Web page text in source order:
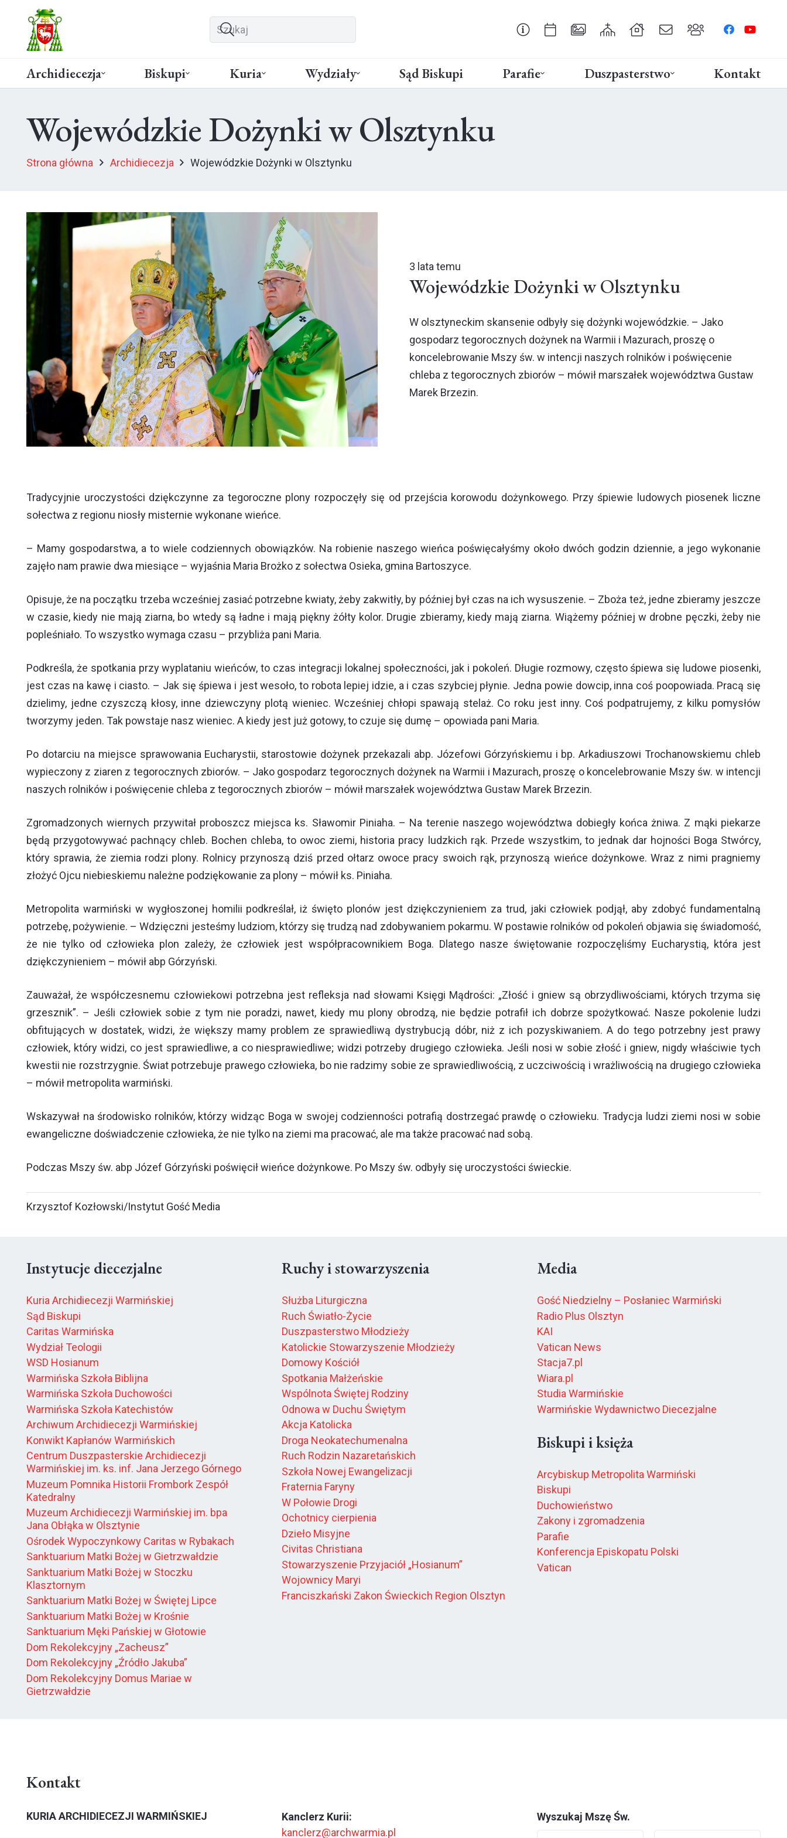
Archidiecezja Biskupi Kuria Wydziały Sąd Biskupi Parafie Duszpasterstwo Kontakt
Wojewódzkie Dożynki w Olsztynku
Strona główna Archidiecezja Wojewódzkie Dożynki w Olsztynku
3 lata temu
Wojewódzkie Dożynki w Olsztynku
W olsztyneckim skansenie odbyły się dożynki wojewódzkie. – Jako
gospodarz tegorocznych dożynek na Warmii i Mazurach, proszę o
koncelebrowanie Mszy św. w intencji naszych rolników i poświęcenie
chleba z tegorocznych zbiorów – mówił marszałek województwa Gustaw
Marek Brzezin.
Tradycyjnie uroczystości dziękczynne za tegoroczne plony rozpoczęły się od przejścia korowodu dożynkowego. Przy śpiewie ludowych piosenek liczne
sołectwa z regionu niosły misternie wykonane wieńce.
– Mamy gospodarstwa, a to wiele codziennych obowiązków. Na robienie naszego wieńca poświęcałyśmy około dwóch godzin dziennie, a jego wykonanie
zajęło nam prawie dwa miesiące – wyjaśnia Maria Brożko z sołectwa Osieka, gmina Bartoszyce.
Opisuje, że na początku trzeba wcześniej zasiać potrzebne kwiaty, żeby zakwitły, by później był czas na ich wysuszenie. – Zboża też, jedne zbieramy jeszcze
w czasie, kiedy nie mają ziarna, bo wtedy są ładne i mają piękny żółty kolor. Drugie zbieramy, kiedy mają ziarna. Wiążemy później w drobne pęczki, żeby nie
popleśniało. To wszystko wymaga czasu – przybliża pani Maria.
Podkreśla, że spotkania przy wyplataniu wieńców, to czas integracji lokalnej społeczności, jak i pokoleń. Długie rozmowy, często śpiewa się ludowe piosenki,
jest czas na kawę i ciasto. – Jak się śpiewa i jest wesoło, to robota lepiej idzie, a i czas szybciej płynie. Jedna powie dowcip, inna coś poopowiada. Pracą się
dzielimy, jedne czyszczą kłosy, inne dziewczyny plotą wieniec. Wcześniej chłopi spawają stelaż. Co roku jest inny. Coś podpatrujemy, z kilku pomysłów
tworzymy jeden. Tak powstaje nasz wieniec. A kiedy jest już gotowy, to czuje się dumę – opowiada pani Maria.
Po dotarciu na miejsce sprawowania Eucharystii, starostowie dożynek przekazali abp. Józefowi Górzyńskiemu i bp. Arkadiuszowi Trochanowskiemu chleb
wypieczony z ziaren z tegorocznych zbiorów. – Jako gospodarz tegorocznych dożynek na Warmii i Mazurach, proszę o koncelebrowanie Mszy św. w intencji
naszych rolników i poświęcenie chleba z tegorocznych zbiorów – mówił marszałek województwa Gustaw Marek Brzezin.
Zgromadzonych wiernych przywitał proboszcz miejsca ks. Sławomir Piniaha. – Na terenie naszego województwa dobiegły końca żniwa. Z mąki piekarze
będą przygotowywać pachnący chleb. Bochen chleba, to owoc ziemi, historia pracy ludzkich rąk. Przede wszystkim, to jednak dar hojności Boga Stwórcy,
który sprawia, że ziemia rodzi plony. Rolnicy przynoszą dziś przed ołtarz owoce pracy swoich rąk, przynoszą wieńce dożynkowe. Wraz z nimi pragniemy
złożyć Ojcu niebieskiemu należne podziękowanie za plony – mówił ks. Piniaha.
Metropolita warmiński w wygłoszonej homilii podkreślał, iż święto plonów jest dziękczynieniem za trud, jaki człowiek podjął, aby zdobyć fundamentalną
potrzebę, pożywienie. – Wdzięczni jesteśmy ludziom, którzy się trudzą nad zdobywaniem pokarmu. W postawie rolników od pokoleń objawia się świadomość,
że nie tylko od człowieka plon zależy, że człowiek jest współpracownikiem Boga. Dlatego nasze świętowanie rozpoczęliśmy Eucharystią, która jest
dziękczynieniem – mówił abp Górzyński.
Zauważał, że współczesnemu człowiekowi potrzebna jest refleksja nad słowami Księgi Mądrości: „Złość i gniew są obrzydliwościami, których trzyma się
grzesznik”. – Jeśli człowiek sobie z tym nie poradzi, nawet, kiedy mu plony obrodzą, nie będzie potrafił ich dobrze spożytkować. Nasze pokolenie ludzi
obfitujących w dostatek, widzi, że większy mamy problem ze sprawiedliwą dystrybucją dóbr, niż z ich pozyskiwaniem. A do tego potrzebny jest prawy
człowiek, który widzi, co jest sprawiedliwe, a co niesprawiedliwe; widzi potrzeby drugiego człowieka. Jeśli nosi w sobie złość i gniew, nigdy właściwie tych
kwestii nie rozstrzygnie. Świat potrzebuje prawego człowieka, bo nie radzimy sobie ze sprawiedliwością, z uczciwością i wrażliwością na drugiego człowieka
– mówił metropolita warmiński.
Wskazywał na środowisko rolników, którzy widząc Boga w swojej codzienności potrafią dostrzegać prawdę o człowieku. Tradycja ludzi ziemi nosi w sobie
ewangeliczne doświadczenie człowieka, że nie tylko na ziemi ma pracować, ale ma także pracować nad sobą.
Podczas Mszy św. abp Józef Górzyński poświęcił wieńce dożynkowe. Po Mszy św. odbyły się uroczystości świeckie.
Krzysztof Kozłowski/Instytut Gość Media
Instytucje diecezjalne
Kuria Archidiecezji Warmińskiej
Sąd Biskupi
Caritas Warmińska
Wydział Teologii
WSD Hosianum
Warmińska Szkoła Biblijna
Warmińska Szkoła Duchowości
Warmińska Szkoła Katechistów
Archiwum Archidiecezji Warmińskiej
Konwikt Kapłanów Warmińskich
Centrum Duszpasterskie Archidiecezji
Warmińskiej im. ks. inf. Jana Jerzego Górnego
Muzeum Pomnika Historii Frombork Zespół
Katedralny
Muzeum Archidiecezji Warmińskiej im. bpa
Jana Obłąka w Olsztynie
Ośrodek Wypoczynkowy Caritas w Rybakach
Sanktuarium Matki Bożej w Gietrzwałdzie
Sanktuarium Matki Bożej w Stoczku
Klasztornym
Sanktuarium Matki Bożej w Świętej Lipce
Sanktuarium Matki Bożej w Krośnie
Sanktuarium Męki Pańskiej w Głotowie
Dom Rekolekcyjny „Zacheusz”
Dom Rekolekcyjny „Źródło Jakuba”
Dom Rekolekcyjny Domus Mariae w
Gietrzwałdzie
Ruchy i stowarzyszenia
Służba Liturgiczna
Ruch Światło-Życie
Duszpasterstwo Młodzieży
Katolickie Stowarzyszenie Młodzieży
Domowy Kościół
Spotkania Małżeńskie
Wspólnota Świętej Rodziny
Odnowa w Duchu Świętym
Akcja Katolicka
Droga Neokatechumenalna
Ruch Rodzin Nazaretańskich
Szkoła Nowej Ewangelizacji
Fraternia Faryny
W Połowie Drogi
Ochotnicy cierpienia
Dzieło Misyjne
Civitas Christiana
Stowarzyszenie Przyjaciół „Hosianum”
Wojownicy Maryi
Franciszkański Zakon Świeckich Region Olsztyn
Media
Gość Niedzielny – Posłaniec Warmiński
Radio Plus Olsztyn
KAI
Vatican News
Stacja7.pl
Wiara.pl
Studia Warmińskie
Warmińskie Wydawnictwo Diecezjalne
Biskupi i księża
Arcybiskup Metropolita Warmiński
Biskupi
Duchowieństwo
Zakony i zgromadzenia
Parafie
Konferencja Episkopatu Polski
Vatican
Kontakt
KURIA ARCHIDIECEZJI WARMIŃSKIEJ
Kanclerz Kurii:
kanclerz@archwarmia.pl
Wyszukaj Mszę Św.